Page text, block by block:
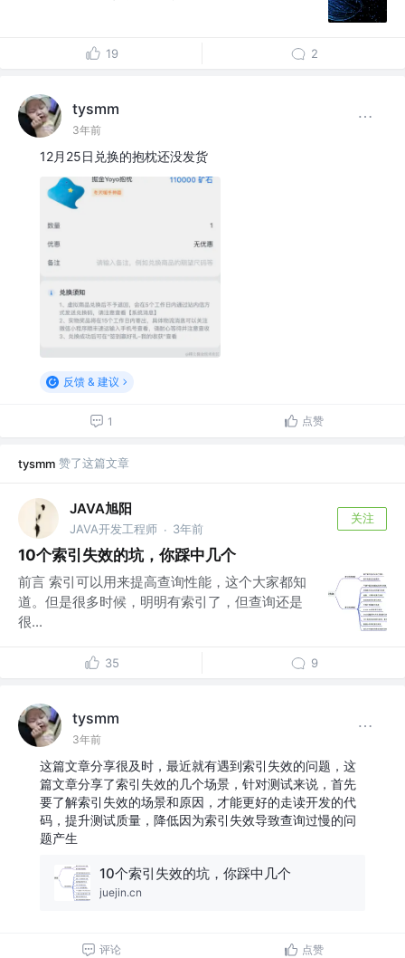
19 2
tysmm
3年前
12月25日兑换的抱枕还没发货
反馈 & 建议
1 点赞
tysmm 赞了这篇文章
JAVA旭阳
JAVA开发工程师 · 3年前
关注
10个索引失效的坑，你踩中几个
前言 索引可以用来提高查询性能，这个大家都知
道。但是很多时候，明明有索引了，但查询还是
很...
35 9
tysmm
3年前
这篇文章分享很及时，最近就有遇到索引失效的问题，这
篇文章分享了索引失效的几个场景，针对测试来说，首先
要了解索引失效的场景和原因，才能更好的走读开发的代
码，提升测试质量，降低因为索引失效导致查询过慢的问
题产生
10个索引失效的坑，你踩中几个
juejin.cn
评论 点赞